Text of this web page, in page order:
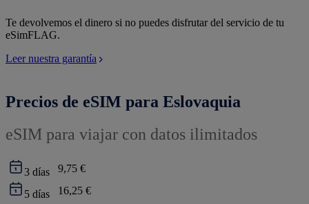
Te devolvemos el dinero si no puedes disfrutar del servicio de tu
eSimFLAG.
Leer nuestra garantía
Precios de eSIM para Eslovaquia
eSIM para viajar con datos ilimitados
3 días 9,75 €
5 días 16,25 €